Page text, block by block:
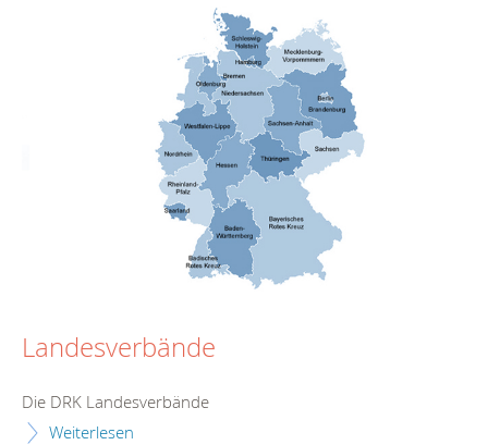
Landesverbände
Die DRK Landesverbände
Weiterlesen